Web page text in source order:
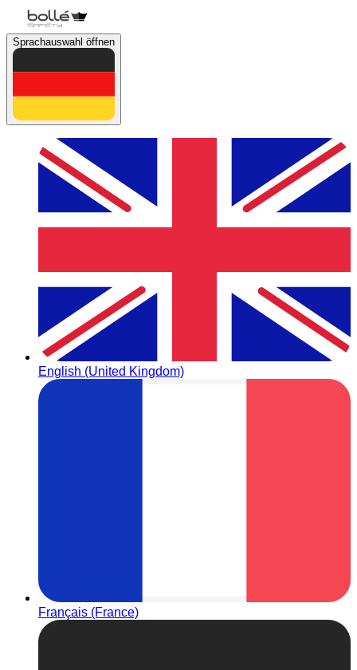
Sprachauswahl öffnen
English (United Kingdom)
Français (France)